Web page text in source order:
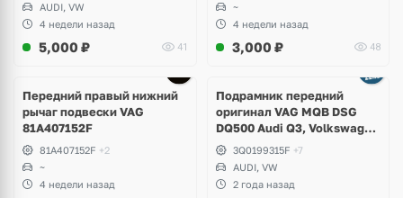
AUDI, VW
4 недели назад
5,000 ₽ 41
~
4 недели назад
3,000 ₽ 48
Передний правый нижний
рычаг подвески VAG
81A407152F
81A407152F +2
~
4 недели назад
Подрамник передний
оригинал VAG MQB DSG
DQ500 Audi Q3, Volkswagen
Tiguan Allspace, Skoda
Kodiaq
3Q0199315F +7
AUDI, VW
2 года назад